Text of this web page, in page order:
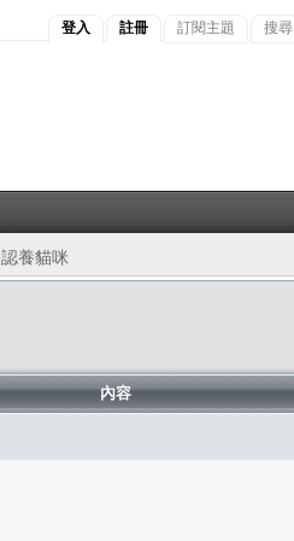
登入 註冊 訂閱主題 搜尋
認養貓咪
內容